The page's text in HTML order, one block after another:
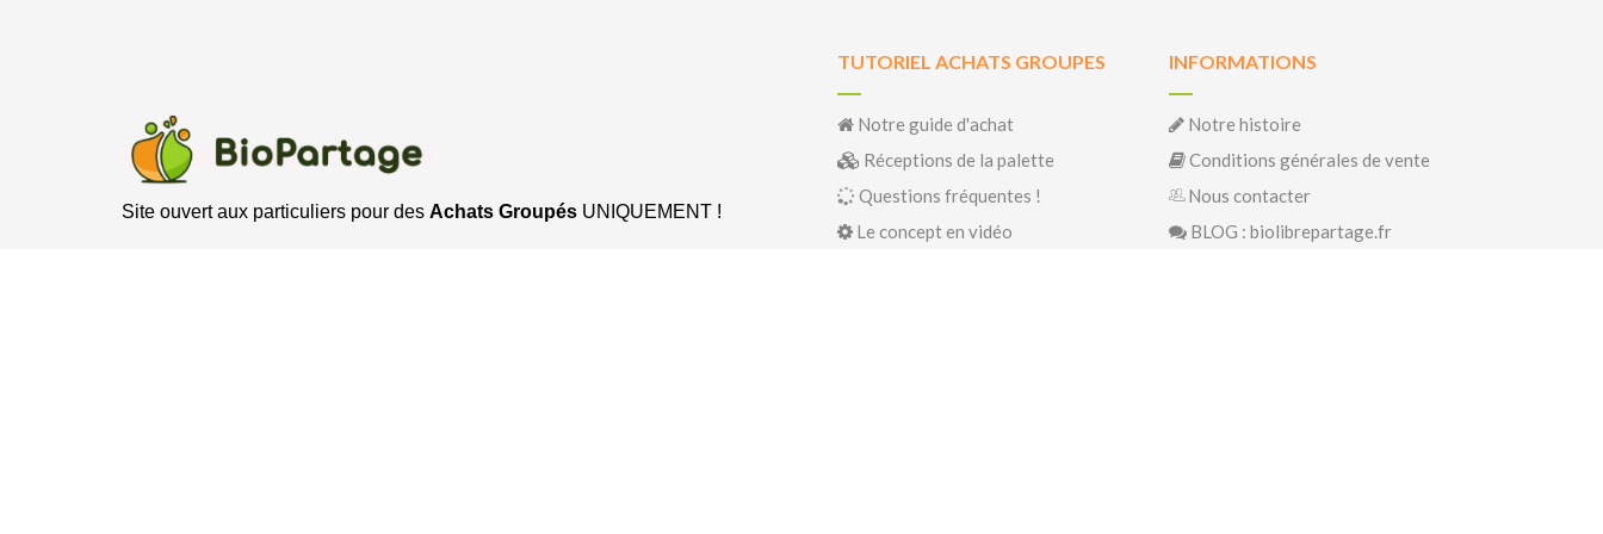
Site ouvert aux particuliers pour des Achats Groupés UNIQUEMENT !
TUTORIEL ACHATS GROUPES
Notre guide d'achat
Réceptions de la palette
Questions fréquentes !
Le concept en vidéo
INFORMATIONS
Notre histoire
Conditions générales de vente
Nous contacter
BLOG : biolibrepartage.fr